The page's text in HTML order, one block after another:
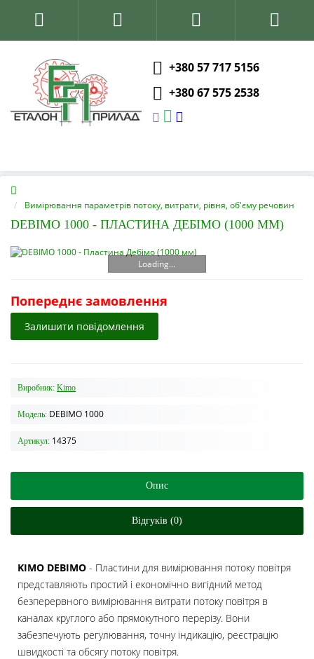
+380 57 717 5156
+380 67 575 2538
Вимірювання параметрів потоку, витрати, рівня, об'єму речовин
DEBIMO 1000 - ПЛАСТИНА ДЕБІМО (1000 ММ)
Loading...
Попереднє замовлення
Залишити повідомлення
Виробник: Kimo
Модель: DEBIMO 1000
Артикул: 14375
Опис
Відгуків (0)
KIMO DEBIMO - Пластини для вимірювання потоку повітря
представляють простий і економічно вигідний метод
безперервного вимірювання витрати потоку повітря в
каналах круглого або прямокутного перерізу. Вони
забезпечують регулювання, точну індикацію, реєстрацію
швидкості та обсягу потоку повітря.